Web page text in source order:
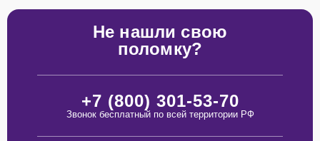
Не нашли свою
поломку?
+7 (800) 301-53-70
Звонок бесплатный по всей территории РФ